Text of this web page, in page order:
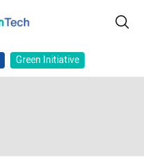
Green Initiative